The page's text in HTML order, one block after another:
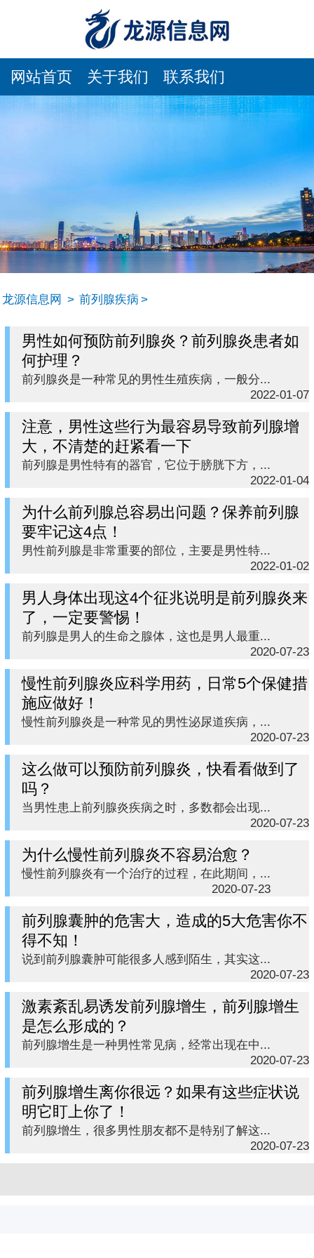
网站首页 关于我们 联系我们
龙源信息网 > 前列腺疾病 >
男性如何预防前列腺炎？前列腺炎患者如
何护理？
前列腺炎是一种常见的男性生殖疾病，一般分...
2022-01-07
注意，男性这些行为最容易导致前列腺增
大，不清楚的赶紧看一下
前列腺是男性特有的器官，它位于膀胱下方，...
2022-01-04
为什么前列腺总容易出问题？保养前列腺
要牢记这4点！
男性前列腺是非常重要的部位，主要是男性特...
2022-01-02
男人身体出现这4个征兆说明是前列腺炎来
了，一定要警惕！
前列腺是男人的生命之腺体，这也是男人最重...
2020-07-23
慢性前列腺炎应科学用药，日常5个保健措
施应做好！
慢性前列腺炎是一种常见的男性泌尿道疾病，...
2020-07-23
这么做可以预防前列腺炎，快看看做到了
吗？
当男性患上前列腺炎疾病之时，多数都会出现...
2020-07-23
为什么慢性前列腺炎不容易治愈？
慢性前列腺炎有一个治疗的过程，在此期间，...
2020-07-23
前列腺囊肿的危害大，造成的5大危害你不
得不知！
说到前列腺囊肿可能很多人感到陌生，其实这...
2020-07-23
激素紊乱易诱发前列腺增生，前列腺增生
是怎么形成的？
前列腺增生是一种男性常见病，经常出现在中...
2020-07-23
前列腺增生离你很远？如果有这些症状说
明它盯上你了！
前列腺增生，很多男性朋友都不是特别了解这...
2020-07-23